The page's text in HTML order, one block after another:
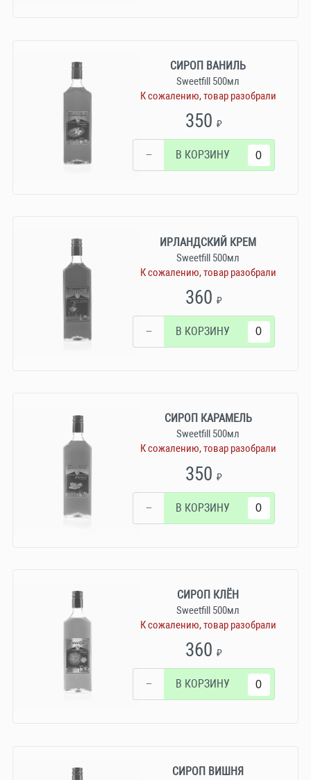
СИРОП ВАНИЛЬ
Sweetfill 500мл
К сожалению, товар разобрали
350₽
− В КОРЗИНУ
ИРЛАНДСКИЙ КРЕМ
Sweetfill 500мл
К сожалению, товар разобрали
360₽
− В КОРЗИНУ
СИРОП КАРАМЕЛЬ
Sweetfill 500мл
К сожалению, товар разобрали
350₽
− В КОРЗИНУ
СИРОП КЛЁН
Sweetfill 500мл
К сожалению, товар разобрали
360₽
− В КОРЗИНУ
СИРОП ВИШНЯ